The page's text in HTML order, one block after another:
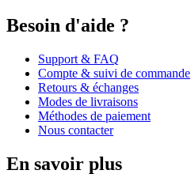
Besoin d'aide ?
Support & FAQ
Compte & suivi de commande
Retours & échanges
Modes de livraisons
Méthodes de paiement
Nous contacter
En savoir plus